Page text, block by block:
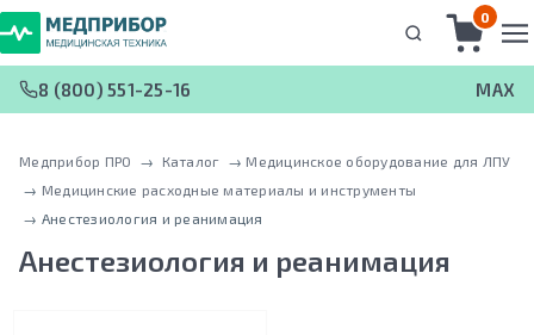
0
8 (800) 551-25-16 MAX
Медприбор ПРО → Каталог → Медицинское оборудование для ЛПУ
→ Медицинские расходные материалы и инструменты
→ Анестезиология и реанимация
Анестезиология и реанимация